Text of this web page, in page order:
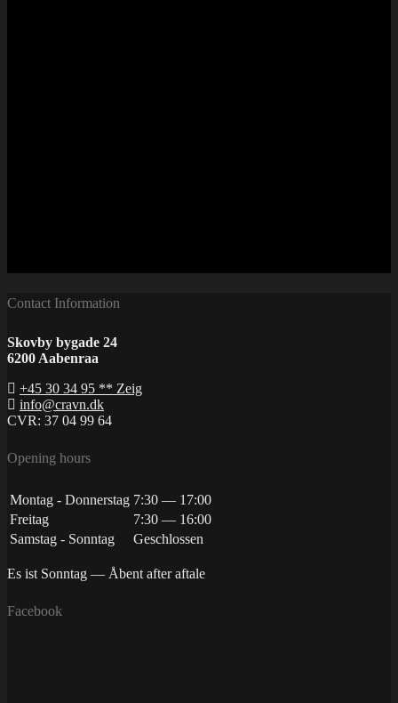
Contact Information
Skovby bygade 24
6200 Aabenraa
+45 30 34 95 ** Zeig
info@cravn.dk
CVR: 37 04 99 64
Opening hours
Montag - Donnerstag 7:30 — 17:00
Freitag
7:30 — 16:00
Samstag - Sonntag
Geschlossen
Es ist Sonntag — Åbent after aftale
Facebook